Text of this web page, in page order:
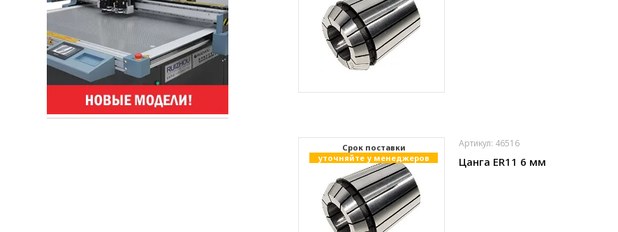
Cрок поставки
уточняйте у менеджеров
Артикул: 46516
Цанга ER11 6 мм